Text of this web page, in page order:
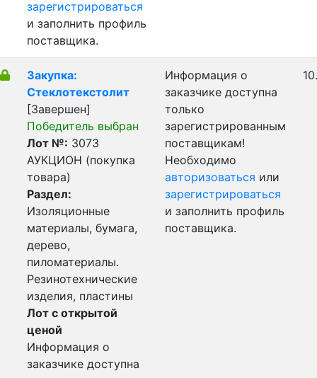
зарегистрироваться
и заполнить профиль
поставщика.
Закупка:
Стеклотекстолит
[Завершен]
Победитель выбран
Лот №: 3073
АУКЦИОН (покупка
товара)
Раздел:
Изоляционные
материалы, бумага,
дерево,
пиломатериалы.
Резинотехнические
изделия, пластины
Лот с открытой
ценой
Информация о
заказчике доступна
Информация о
заказчике доступна
только
зарегистрированным
поставщикам!
Необходимо
авторизоваться или
зарегистрироваться
и заполнить профиль
поставщика.